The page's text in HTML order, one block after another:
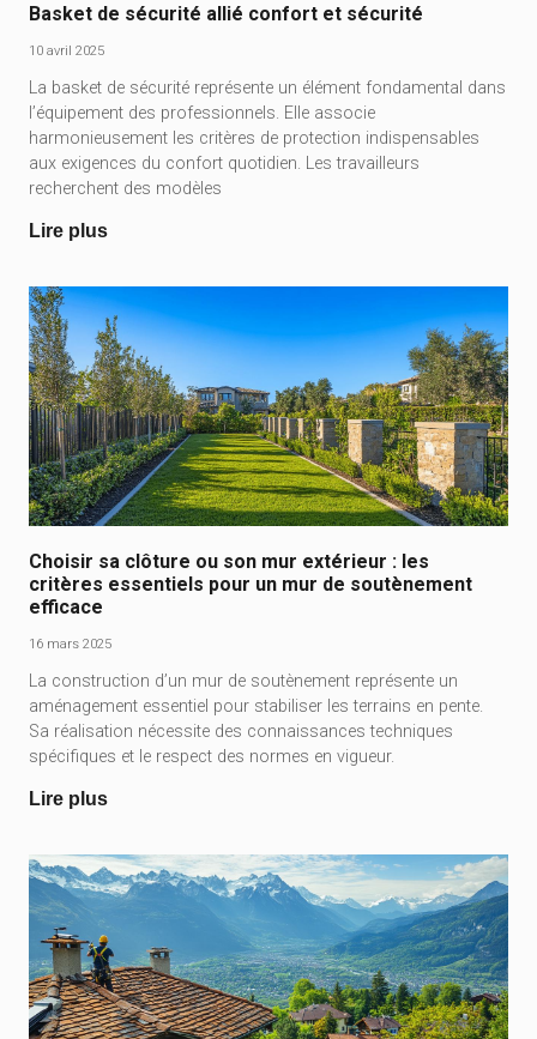
Basket de sécurité allié confort et sécurité
10 avril 2025
La basket de sécurité représente un élément fondamental dans
l’équipement des professionnels. Elle associe
harmonieusement les critères de protection indispensables
aux exigences du confort quotidien. Les travailleurs
recherchent des modèles
Lire plus
Choisir sa clôture ou son mur extérieur : les
critères essentiels pour un mur de soutènement
efficace
16 mars 2025
La construction d’un mur de soutènement représente un
aménagement essentiel pour stabiliser les terrains en pente.
Sa réalisation nécessite des connaissances techniques
spécifiques et le respect des normes en vigueur.
Lire plus